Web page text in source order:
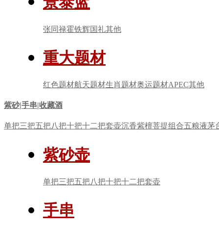
张同禄霍铁辉国礼其他
重大题材
红色题材航天题材生肖题材奥运题材APEC其他
紫砂|手串|收藏酒
单把三把五把八把十把十二把套壶沉香紫檀菩提组合五粮液茅
紫砂壶
单把三把五把八把十把十二把套壶
手串